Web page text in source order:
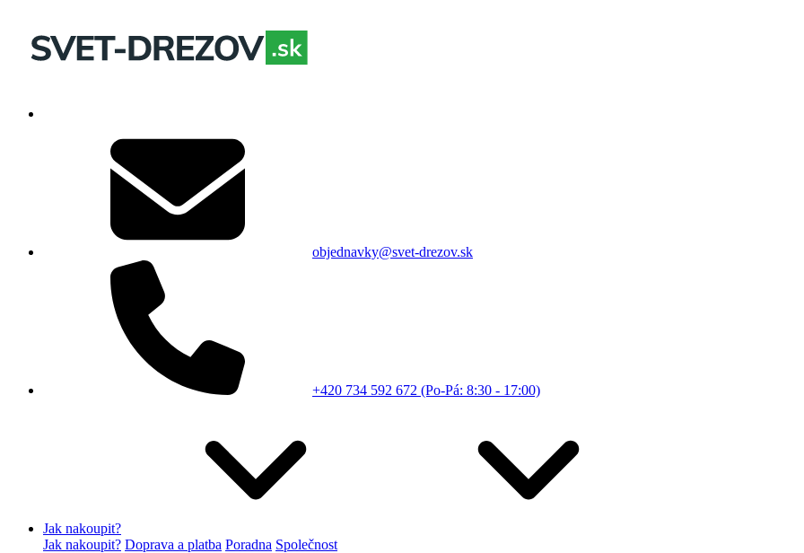
objednavky@svet-drezov.sk
+420 734 592 672 (Po-Pá: 8:30 - 17:00)
Jak nakoupit?
Jak nakoupit? Doprava a platba Poradna Společnost